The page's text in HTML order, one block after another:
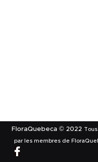
FloraQuebeca © 2022
par les membres de